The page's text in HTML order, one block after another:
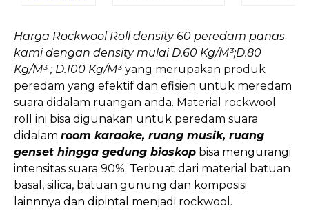
Harga Rockwool Roll density 60 peredam panas
kami dengan density mulai D.60 Kg/M³;D.80
Kg/M³ ; D.100 Kg/M³yang merupakan produk
peredam yang efektif dan efisien untuk meredam
suara didalam ruangan anda. Material rockwool
roll ini bisa digunakan untuk peredam suara
didalam room karaoke, ruang musik, ruang
genset hingga gedung bioskop bisa mengurangi
intensitas suara 90%. Terbuat dari material batuan
basal, silica, batuan gunung dan komposisi
lainnnya dan dipintal menjadi rockwool.